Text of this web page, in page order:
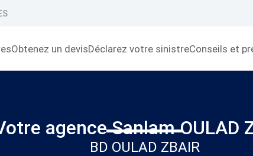
Obtenez un devisDéclarez votre sinistreConseils et
agence Sanlam OULAD
BD OULAD ZBAIR